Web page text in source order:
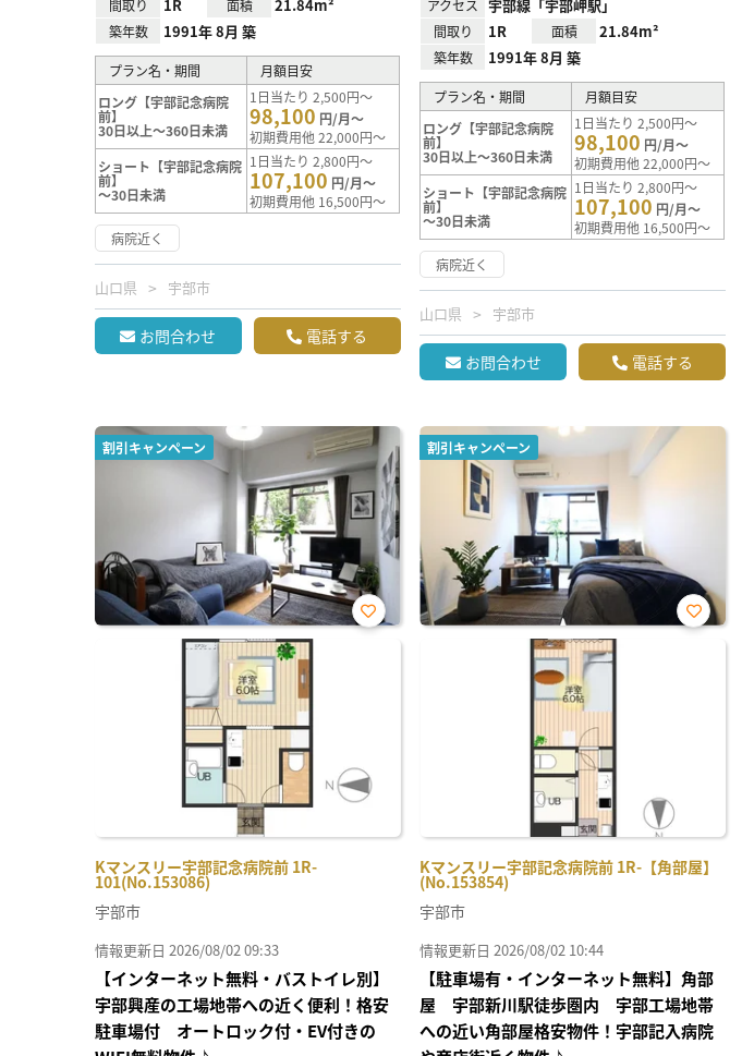
間取り 1R 面積 21.84m²
築年数 1991年 8月 築
プラン名・期間
月額目安
ロング【宇部記念病院
前】
30日以上～360日未満
1日当たり 2,500円～
98,100 円/月～
初期費用他 22,000円～
ショート【宇部記念病院
前】
～30日未満
1日当たり 2,800円～
107,100 円/月～
初期費用他 16,500円～
病院近く
山口県 宇部市
お問合わせ 電話する
アクセス 宇部線「宇部岬駅」
間取り 1R 面積 21.84m²
築年数 1991年 8月 築
プラン名・期間
月額目安
ロング【宇部記念病院
前】
30日以上～360日未満
1日当たり 2,500円～
98,100 円/月～
初期費用他 22,000円～
ショート【宇部記念病院
前】
～30日未満
1日当たり 2,800円～
107,100 円/月～
初期費用他 16,500円～
病院近く
山口県 宇部市
お問合わせ 電話する
割引キャンペーン
Kマンスリー宇部記念病院前 1R-
101(No.153086)
お気
宇部市
情報更新日 2026/08/02 09:33
【インターネット無料・バストイレ別】
宇部興産の工場地帯への近く便利！格安
駐車場付 オートロック付・EV付きの
割引キャンペーン
Kマンスリー宇部記念病院前 1R-【角部屋】
(No.153854)
お気
宇部市
情報更新日 2026/08/02 10:44
【駐車場有・インターネット無料】角部
屋 宇部新川駅徒歩圏内 宇部工場地帯
への近い角部屋格安物件！宇部記入病院